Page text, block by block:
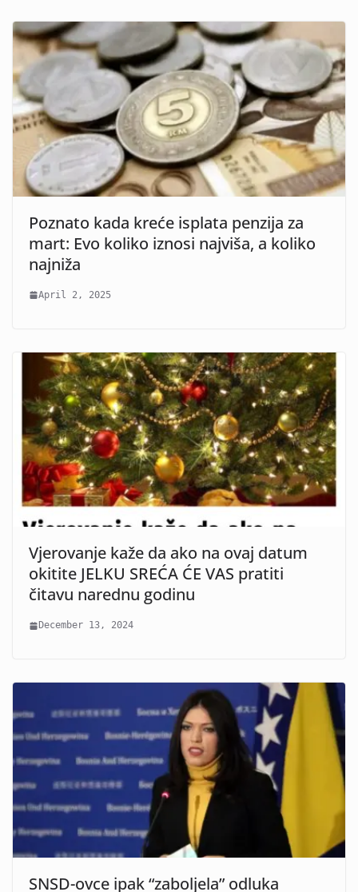
Poznato kada kreće isplata penzija za
mart: Evo koliko iznosi najviša, a koliko
najniža
April 2, 2025
Vjerovanje kaže da ako na ovaj datum
okitite JELKU SREĆA ĆE VAS pratiti
čitavu narednu godinu
December 13, 2024
SNSD-ovce ipak “zaboljela” odluka